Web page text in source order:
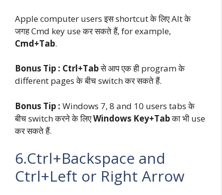
Apple computer users इस shortcut के लिए Alt के
जगह Cmd key use कर सकते हैं, for example,
Cmd+Tab.
Bonus Tip : Ctrl+Tabसे आप एक ही program के
different pages के बीच switch कर सकते हैं.
Bonus Tip : Windows 7, 8 and 10 users tabs के
बीच switch करने के लिएWindows Key+Tabका भी use
कर सकते हैं.
6.Ctrl+Backspace and
Ctrl+Left or Right Arrow